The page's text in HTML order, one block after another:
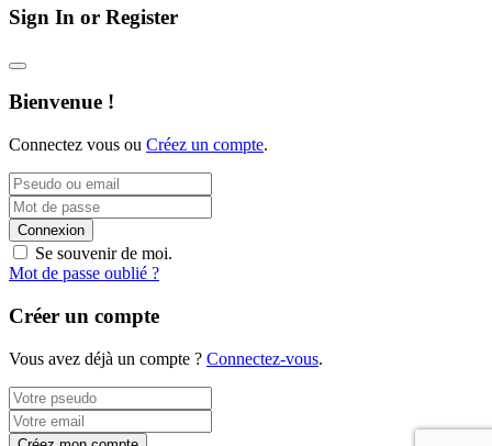
Sign In or Register
Bienvenue !
Connectez vous ou Créez un compte.
Connexion
Se souvenir de moi.
Mot de passe oublié ?
Créer un compte
Vous avez déjà un compte ? Connectez-vous.